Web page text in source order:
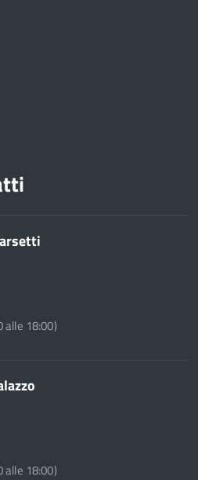
alle 18:00)
alle 18:00)